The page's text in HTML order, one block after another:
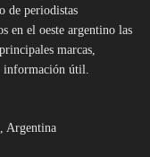
de periodistas
en el oeste argentino las
marcas,
información útil.
Argentina